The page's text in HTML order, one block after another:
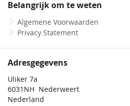
Belangrijk om te weten
Algemene Voorwaarden
Privacy Statement
Adresgegevens
Uliker 7a
6031NH Nederweert
Nederland